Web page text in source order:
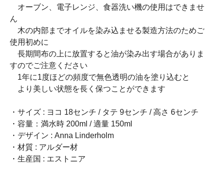
オーブン、電子レンジ、食器洗い機の使用はできませ
ん
木の内部までオイルを染み込ませる製造方法のためご
使用初めに
長期間布の上に放置すると油が染み出す場合がありま
すのでご注意ください
1年に1度ほどの頻度で無色透明の油を塗り込むと
より美しい状態を長く保つことができます
・サイズ : ヨコ 18センチ / タテ 9センチ / 高さ 6センチ
・容量：満水時 200ml / 適量 150ml
・デザイン : Anna Linderholm
・材質 : アルダー材
・生産国 : エストニア